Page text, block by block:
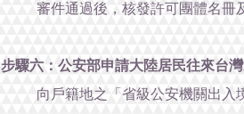
審件通過後，核發許可團體名冊
步驟六：公安部申請大陸居民往來台灣
向戶籍地之「省級公安機關出入